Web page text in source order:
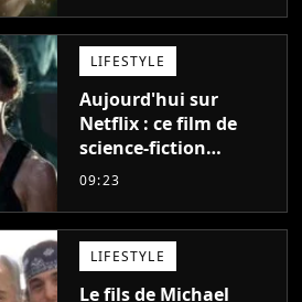
l'année"
LIFESTYLE
Aujourd'hui sur
Netflix : ce film de
science-fiction
totalement oublié est
meilleurs des années
2010
09:23
LIFESTYLE
Le fils de Michael